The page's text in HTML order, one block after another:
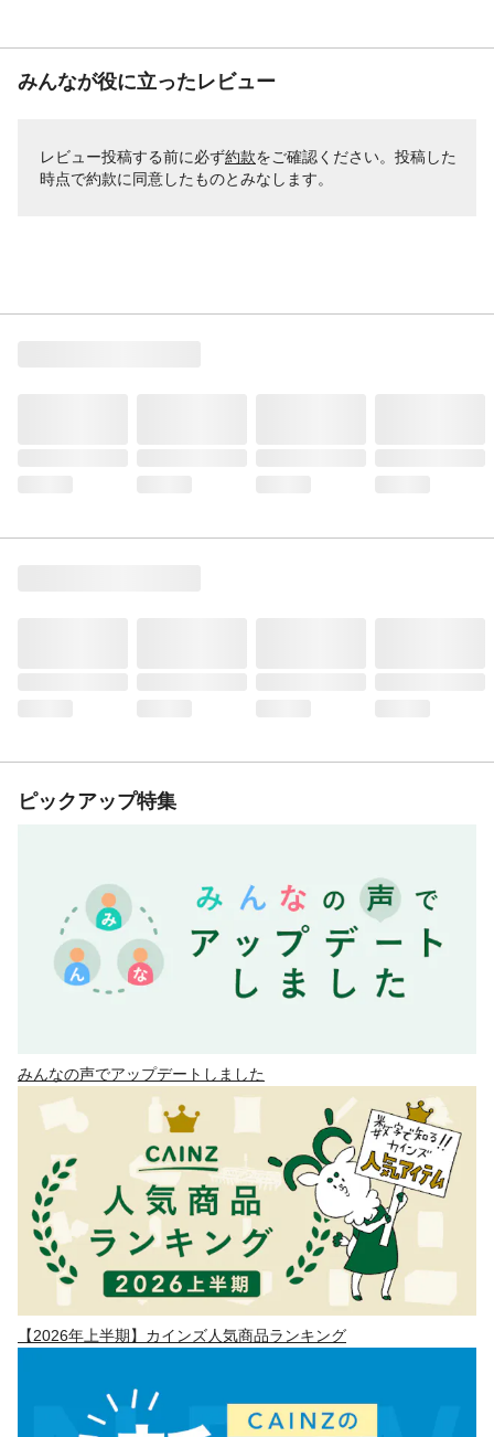
みんなが役に立ったレビュー
レビュー投稿する前に必ず約款をご確認ください。投稿した
時点で約款に同意したものとみなします。
ピックアップ特集
みんなの声でアップデートしました
【2026年上半期】カインズ人気商品ランキング